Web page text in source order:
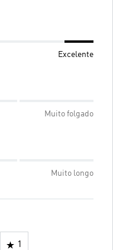
Excelente
Muito folgado
Muito longo
1